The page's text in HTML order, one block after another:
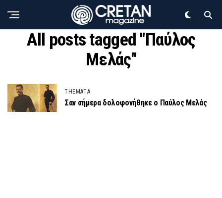
All posts tagged "Παύλος
Μελάς"
THEMATA
Σαν σήμερα δολοφονήθηκε ο Παύλος Μελάς